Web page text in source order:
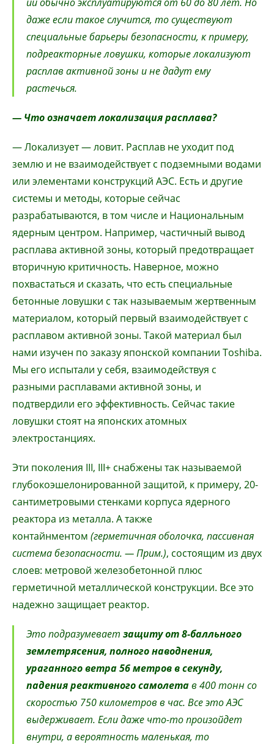
даже если такое случится, то существуют
специальные барьеры безопасности, к примеру,
подреакторные ловушки, которые локализуют
расплав активной зоны и не дадут ему
растечься.
— Что означает локализация расплава?
— Локализует — ловит. Расплав не уходит под
землю и не взаимодействует с подземными водами
или элементами конструкций АЭС. Есть и другие
системы и методы, которые сейчас
разрабатываются, в том числе и Национальным
ядерным центром. Например, частичный вывод
расплава активной зоны, который предотвращает
вторичную критичность. Наверное, можно
похвастаться и сказать, что есть специальные
бетонные ловушки с так называемым жертвенным
материалом, который первый взаимодействует с
расплавом активной зоны. Такой материал был
нами изучен по заказу японской компании Toshiba.
Мы его испытали у себя, взаимодействуя с
разными расплавами активной зоны, и
подтвердили его эффективность. Сейчас такие
ловушки стоят на японских атомных
электростанциях.
Эти поколения III, III+ снабжены так называемой
глубокоэшелонированной защитой, к примеру, 20-
сантиметровыми стенками корпуса ядерного
реактора из металла. А также
контайнментом (герметичная оболочка, пассивная
система безопасности. — Прим.), состоящим из двух
слоев: метровой железобетонной плюс
герметичной металлической конструкции. Все это
надежно защищает реактор.
Это подразумевает защиту от 8-балльного
землетрясения, полного наводнения,
ураганного ветра 56 метров в секунду,
падения реактивного самолетав 400 тонн со
скоростью 750 километров в час. Все это АЭС
выдерживает. Если даже что-то произойдет
внутри, а вероятность маленькая, то